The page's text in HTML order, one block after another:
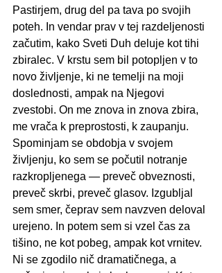
Pastirjem, drug del pa tava po svojih
poteh. In vendar prav v tej razdeljenosti
začutim, kako Sveti Duh deluje kot tihi
zbiralec. V krstu sem bil potopljen v to
novo življenje, ki ne temelji na moji
doslednosti, ampak na Njegovi
zvestobi. On me znova in znova zbira,
me vrača k preprostosti, k zaupanju.
Spominjam se obdobja v svojem
življenju, ko sem se počutil notranje
razkropljenega — preveč obveznosti,
preveč skrbi, preveč glasov. Izgubljal
sem smer, čeprav sem navzven deloval
urejeno. In potem sem si vzel čas za
tišino, ne kot pobeg, ampak kot vrnitev.
Ni se zgodilo nič dramatičnega, a